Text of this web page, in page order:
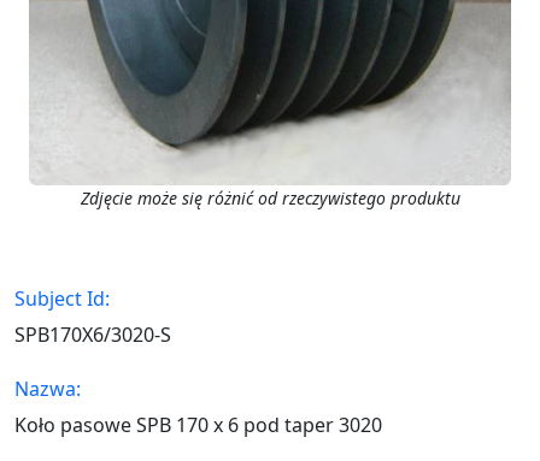
Zdjęcie może się różnić od rzeczywistego produktu
Subject Id:
SPB170X6/3020-S
Nazwa:
Koło pasowe SPB 170 x 6 pod taper 3020